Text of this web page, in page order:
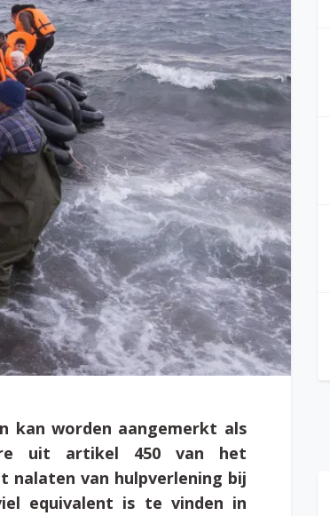
kan worden aangemerkt als
uit artikel 450 van het
nalaten van hulpverlening bij
equivalent is te vinden in